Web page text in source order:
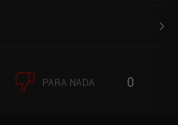
PARA NADA 0